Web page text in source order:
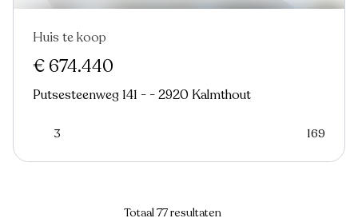
Huis te koop
€ 674.440
Putsesteenweg 141 - - 2920 Kalmthout
3 169
Totaal 77 resultaten